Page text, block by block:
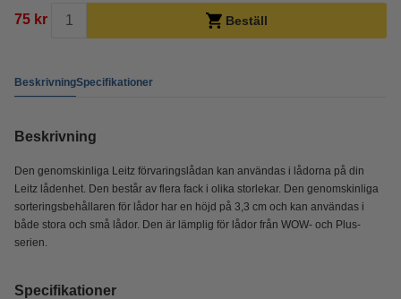
75 kr Beställ
BeskrivningSpecifikationer
Beskrivning
Den genomskinliga Leitz förvaringslådan kan användas i lådorna på din
Leitz lådenhet. Den består av flera fack i olika storlekar. Den genomskinliga
sorteringsbehållaren för lådor har en höjd på 3,3 cm och kan användas i
både stora och små lådor. Den är lämplig för lådor från WOW- och Plus-
serien.
Specifikationer